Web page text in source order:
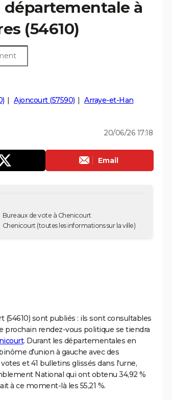
à
(54610)
Ajoncourt (57590)
Arraye-et-Han
20/06/26 17:18
Email
Bureaux de vote à Chenicourt
Chenicourt (toutes les informations sur la ville)
sont publiés : ils sont consultables
prochain rendez-vous politique se tiendra
. Durant les départementales en
d'union à gauche avec des
et 41 bulletins glissés dans l'urne,
National qui ont obtenu 34,92 %
à ce moment-là les 55,21 %.